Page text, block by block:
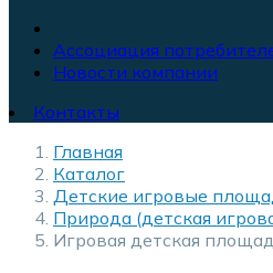
Ассоциация
Новости компании
Контакты
Главная
Каталог
Детские игровые
Природа (детская
Игровая детская